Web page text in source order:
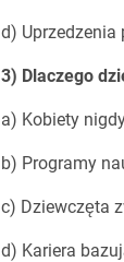
d) Uprzedzenia
3) Dlaczego
a) Kobiety
b) Programy
c) Dziewczęta
d) Kariera